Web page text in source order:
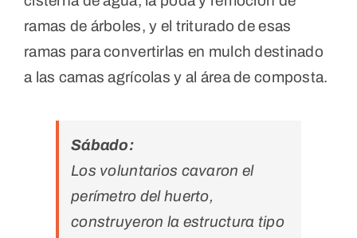
ramas de árboles, y el triturado de esas
ramas para convertirlas en mulch destinado
a las camas agrícolas y al área de composta.
Sábado:
Los voluntarios cavaron el
perímetro del huerto,
construyeron la estructura tipo